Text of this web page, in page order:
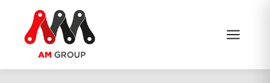
contenido